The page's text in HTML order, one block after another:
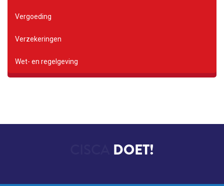
Vergoeding
Verzekeringen
Wet- en regelgeving
DOET!